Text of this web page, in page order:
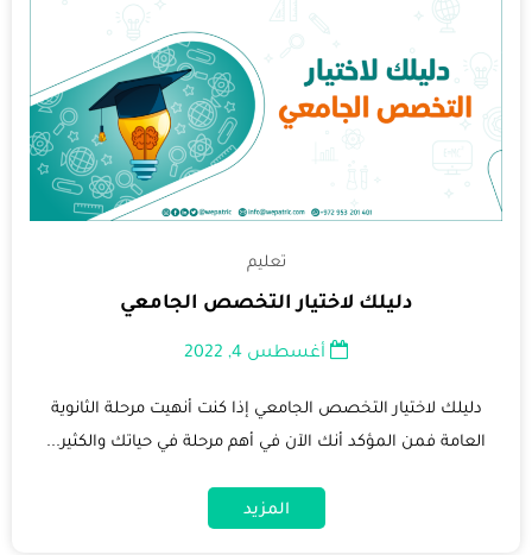
تعليم
دليلك لاختيار التخصص الجامعي
أغسطس 4, 2022
دليلك لاختيار التخصص الجامعي إذا كنت أنهيت مرحلة الثانوية
العامة فمن المؤكد أنك الآن في أهم مرحلة في حياتك والكثير...
المزيد